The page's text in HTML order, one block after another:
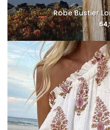
Robe Bustier